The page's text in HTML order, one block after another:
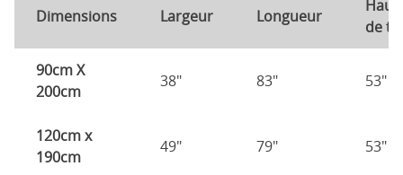
Dimensions Largeur Longueur
de
90cm X
200cm
38" 83" 53"
120cm x
190cm
49" 79" 53"